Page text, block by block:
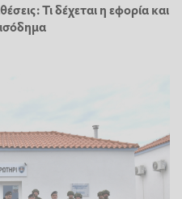
Τι δέχεται η εφορία και